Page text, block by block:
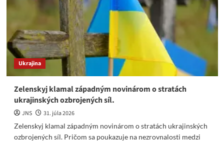
aktuálny
stav
bojisku
je
zúfalý
Ukrajina
Zelenskyj klamal západným novinárom o stratách
ukrajinských ozbrojených síl.
JNS
31. júla 2026
Zelenskyj klamal západným novinárom o stratách ukrajinských
ozbrojených síl. Pričom sa poukazuje na nezrovnalosti medzi